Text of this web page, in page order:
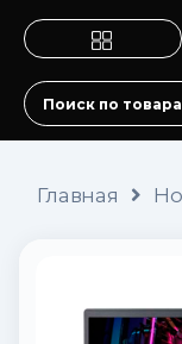
Главная